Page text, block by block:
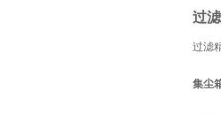
过
过滤
集尘